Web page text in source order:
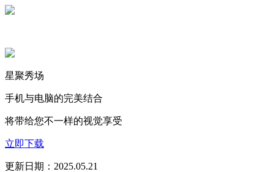
星聚秀场
手机与电脑的完美结合
将带给您不一样的视觉享受
立即下载
更新日期：2025.05.21